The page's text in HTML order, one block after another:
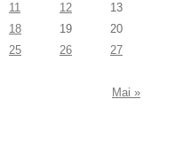
11 12
13
18 19
20
25 26
27
Mai »